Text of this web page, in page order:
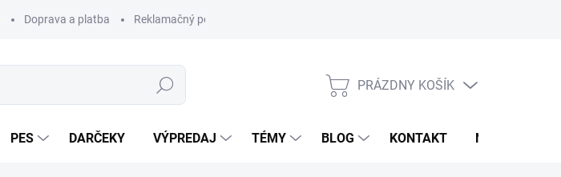
Doprava a platba Reklamačný poriadok
Hľadať
NÁKUPNÝ
PRÁZDNY KOŠÍK
PES DARČEKY VÝPREDAJ TÉMY BLOG KONTAKT NOVINKY